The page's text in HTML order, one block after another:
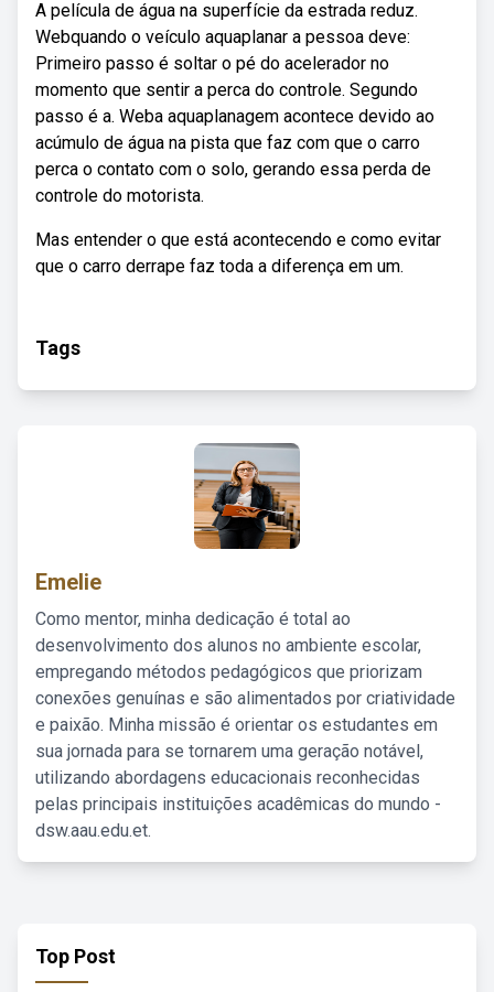
A película de água na superfície da estrada reduz.
Webquando o veículo aquaplanar a pessoa deve:
Primeiro passo é soltar o pé do acelerador no
momento que sentir a perca do controle. Segundo
passo é a. Weba aquaplanagem acontece devido ao
acúmulo de água na pista que faz com que o carro
perca o contato com o solo, gerando essa perda de
controle do motorista.
Mas entender o que está acontecendo e como evitar
que o carro derrape faz toda a diferença em um.
Tags
Emelie
Como mentor, minha dedicação é total ao
desenvolvimento dos alunos no ambiente escolar,
empregando métodos pedagógicos que priorizam
conexões genuínas e são alimentados por criatividade
e paixão. Minha missão é orientar os estudantes em
sua jornada para se tornarem uma geração notável,
utilizando abordagens educacionais reconhecidas
pelas principais instituições acadêmicas do mundo -
dsw.aau.edu.et.
Top Post